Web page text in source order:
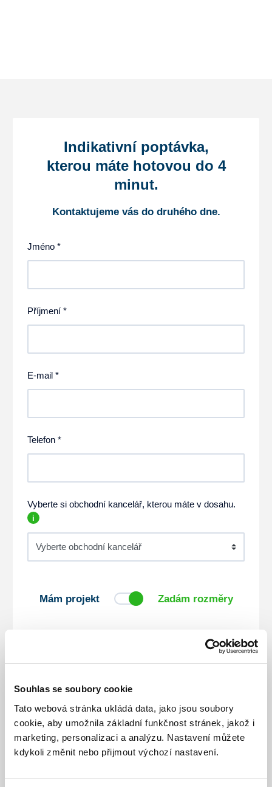
Souhlas se soubory cookie
Tato webová stránka ukládá data, jako jsou soubory
cookie, aby umožnila základní funkčnost stránek, jakož i
marketing, personalizaci a analýzu. Nastavení můžete
kdykoli změnit nebo přijmout výchozí nastavení.
Indikativní poptávka,
kterou máte hotovou do 4
minut.
Kontaktujeme vás do druhého dne.
Jméno *
Příjmení *
E-mail *
Telefon *
Vyberte si obchodní kancelář, kterou máte v dosahu.
i
Zadám rozměry
Mám projekt
Typ / řada